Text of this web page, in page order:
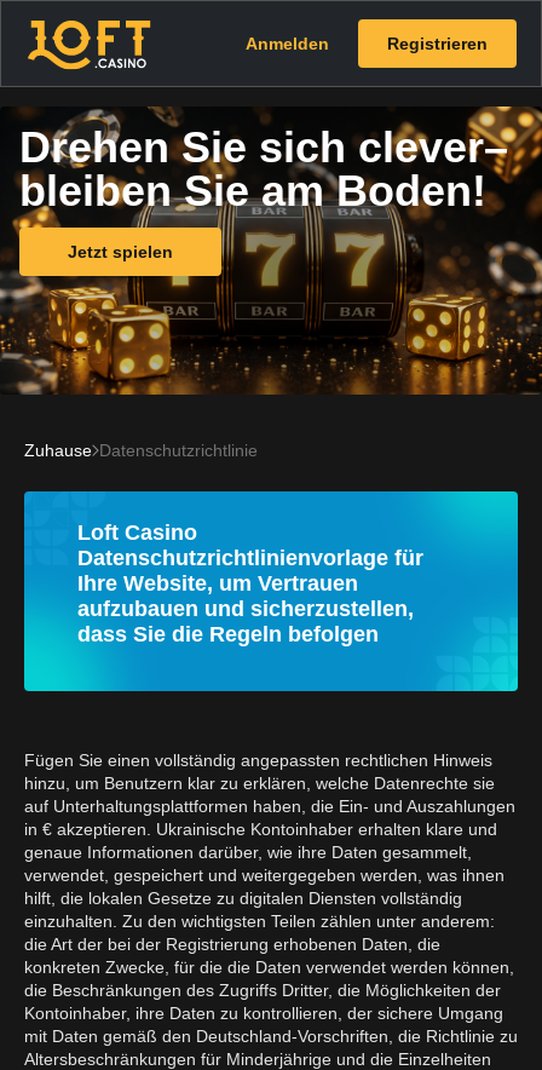
Anmelden Registrieren
Drehen Sie sich clever–
bleiben Sie am Boden!
Jetzt spielen
Zuhause Datenschutzrichtlinie
Loft Casino
Datenschutzrichtlinienvorlage für
Ihre Website, um Vertrauen
aufzubauen und sicherzustellen,
dass Sie die Regeln befolgen
Fügen Sie einen vollständig angepassten rechtlichen Hinweis
hinzu, um Benutzern klar zu erklären, welche Datenrechte sie
auf Unterhaltungsplattformen haben, die Ein- und Auszahlungen
in € akzeptieren. Ukrainische Kontoinhaber erhalten klare und
genaue Informationen darüber, wie ihre Daten gesammelt,
verwendet, gespeichert und weitergegeben werden, was ihnen
hilft, die lokalen Gesetze zu digitalen Diensten vollständig
einzuhalten. Zu den wichtigsten Teilen zählen unter anderem:
die Art der bei der Registrierung erhobenen Daten, die
konkreten Zwecke, für die die Daten verwendet werden können,
die Beschränkungen des Zugriffs Dritter, die Möglichkeiten der
Kontoinhaber, ihre Daten zu kontrollieren, der sichere Umgang
mit Daten gemäß den Deutschland-Vorschriften, die Richtlinie zu
Altersbeschränkungen für Minderjährige und die Einzelheiten